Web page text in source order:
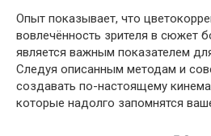
Опыт показывает, что
вовлечённость зрителя в сюжет
является важным показателем
Следуя описанным методам и
создавать по-настоящему
которые надолго запомнятся